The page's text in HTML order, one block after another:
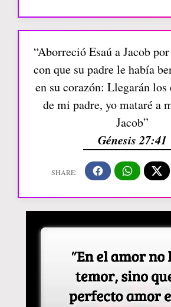
“Aborreció Esaú a Jacob
con que su padre le había
en su corazón: Llegarán
de mi padre, yo mataré a
Jacob”
Génesis 27:41